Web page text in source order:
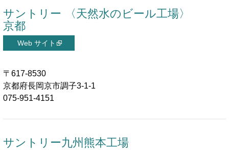
サントリー 〈天然水のビール工場〉
京都
〒617-8530
京都府長岡京市調子3-1-1
075-951-4151
サントリー九州熊本工場